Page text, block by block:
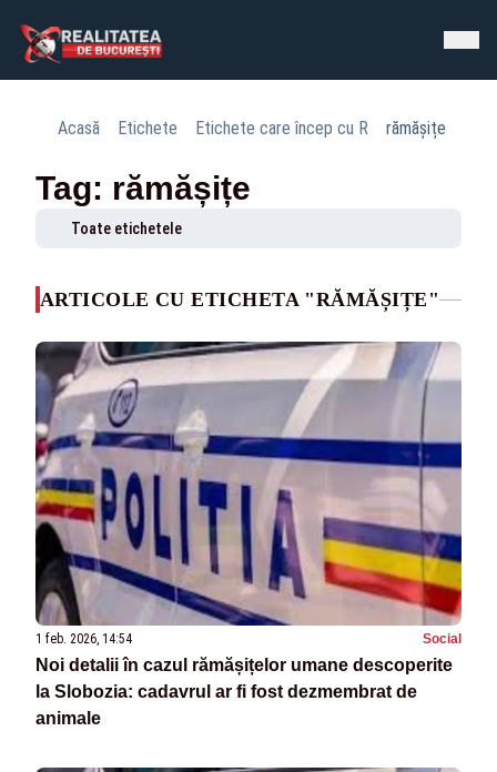
Acasă Etichete Etichete care încep cu R rămășițe
Tag: rămășițe
Toate etichetele
ARTICOLE CU ETICHETA "RĂMĂȘIȚE"
1 feb. 2026, 14:54 Social
Noi detalii în cazul rămășițelor umane descoperite
la Slobozia: cadavrul ar fi fost dezmembrat de
animale